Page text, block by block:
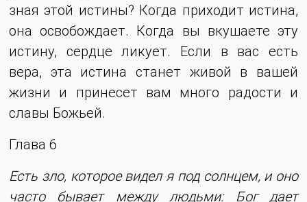
зная этой истины? Когда приходит истина,
она освобождает. Когда вы вкушаете эту
истину, сердце ликует. Если в вас есть
вера, эта истина станет живой в вашей
жизни и принесет вам много радости и
славы Божьей.
Глава 6
Есть зло, которое видел я под солнцем, и оно
часто бывает между людьми: Бог дает